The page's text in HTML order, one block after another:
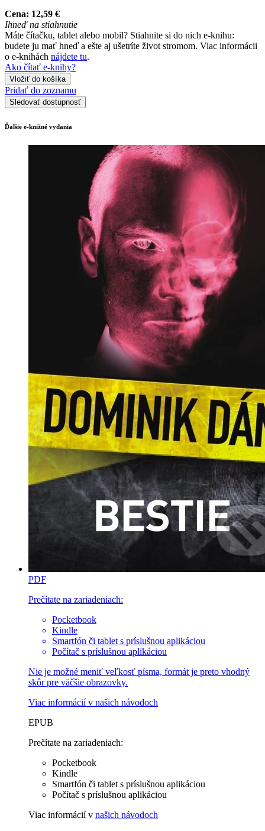
Cena: 12,59 €
Ihneď na stiahnutie
Máte čítačku, tablet alebo mobil? Stiahnite si do nich e-knihu:
budete ju mať hneď a ešte aj ušetríte život stromom. Viac informácii
o e-knihách nájdete tu.
Ako čítať e-knihy?
Vložiť do košíka
Pridať do zoznamu
Sledovať dostupnosť
Ďalšie e-knižné vydania
PDF
Prečítate na zariadeniach:
Pocketbook
Kindle
Smartfón či tablet s príslušnou aplikáciou
Počítač s príslušnou aplikáciou
Nie je možné meniť veľkosť písma, formát je preto vhodný
skôr pre väčšie obrazovky.
Viac informácií v našich návodoch
EPUB
Prečítate na zariadeniach:
Pocketbook
Kindle
Smartfón či tablet s príslušnou aplikáciou
Počítač s príslušnou aplikáciou
Viac informácií v našich návodoch